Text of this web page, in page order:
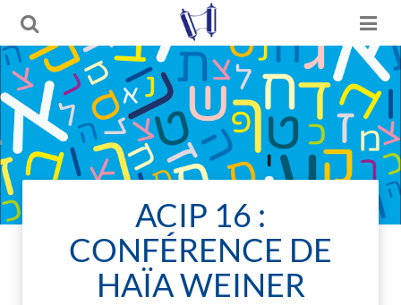
ACIP 16 :
CONFÉRENCE DE
HAÏA WEINER